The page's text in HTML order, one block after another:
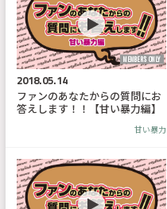
MEMBER'S ONLY
2018.05.14
ファンのあなたからの質問にお
答えします！！【甘い暴力編】
甘い暴力